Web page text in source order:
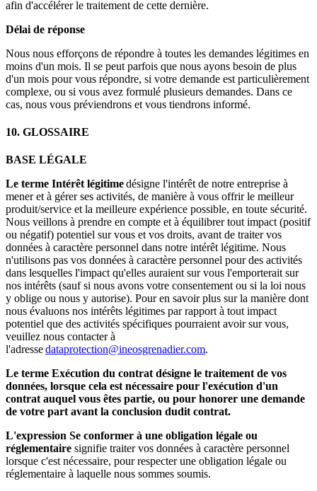
afin d'accélérer le traitement de cette dernière.
Délai de réponse
Nous nous efforçons de répondre à toutes les demandes légitimes en
moins d'un mois. Il se peut parfois que nous ayons besoin de plus
d'un mois pour vous répondre, si votre demande est particulièrement
complexe, ou si vous avez formulé plusieurs demandes. Dans ce
cas, nous vous préviendrons et vous tiendrons informé.
10. GLOSSAIRE
BASE LÉGALE
Le terme Intérêt légitimedésigne l'intérêt de notre entreprise à
mener et à gérer ses activités, de manière à vous offrir le meilleur
produit/service et la meilleure expérience possible, en toute sécurité.
Nous veillons à prendre en compte et à équilibrer tout impact (positif
ou négatif) potentiel sur vous et vos droits, avant de traiter vos
données à caractère personnel dans notre intérêt légitime. Nous
n'utilisons pas vos données à caractère personnel pour des activités
dans lesquelles l'impact qu'elles auraient sur vous l'emporterait sur
nos intérêts (sauf si nous avons votre consentement ou si la loi nous
y oblige ou nous y autorise). Pour en savoir plus sur la manière dont
nous évaluons nos intérêts légitimes par rapport à tout impact
potentiel que des activités spécifiques pourraient avoir sur vous,
veuillez nous contacter à
l'adressedataprotection@ineosgrenadier.com.
Le terme Exécution du contrat désigne le traitement de vos
données, lorsque cela est nécessaire pour l'exécution d'un
contrat auquel vous êtes partie, ou pour honorer une demande
de votre part avant la conclusion dudit contrat.
L'expression Se conformer à une obligation légale ou
réglementaire signifie traiter vos données à caractère personnel
lorsque c'est nécessaire, pour respecter une obligation légale ou
réglementaire à laquelle nous sommes soumis.